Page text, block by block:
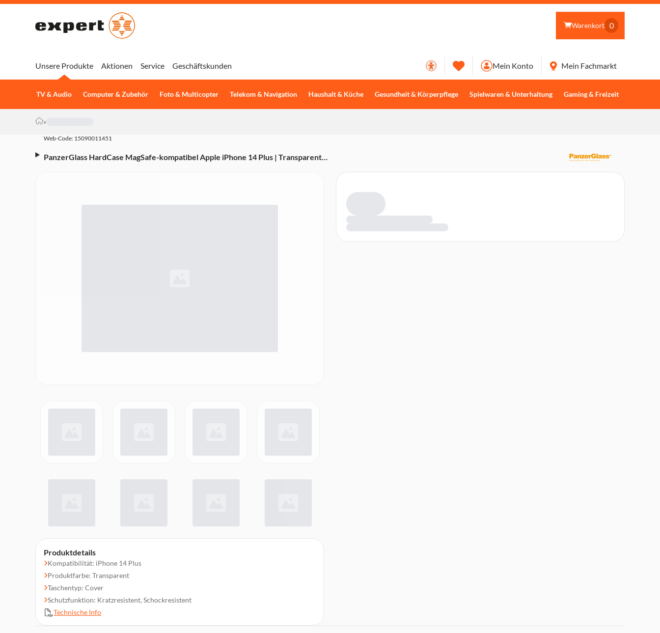
Warenkorb 0
Unsere Produkte
TV & Audio Computer & Zubehör Foto & Multicopter Telekom & Navigation Haushalt & Küche Gesundheit & Körperpflege Spielwaren & Unterhaltung Gaming & Freizeit
Aktionen Service Geschäftskunden Mein Konto Mein Fachmarkt
»
Web-Code: 15090011451
PanzerGlass HardCase MagSafe-kompatibel Apple iPhone 14 Plus | Transparent
Produktdetails
Kompatibilität: iPhone 14 Plus
Produktfarbe: Transparent
Taschentyp: Cover
Schutzfunktion: Kratzresistent, Schockresistent
Technische Info